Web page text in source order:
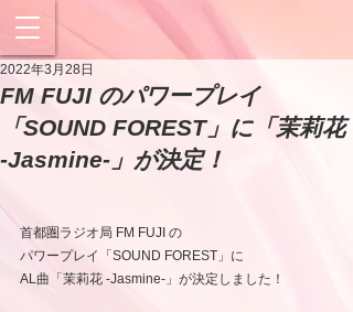
FM FUJI のパワープレイ
「SOUND FOREST」に「茉莉花
-Jasmine-」が決定！
2022年3月28日
首都圏ラジオ局 FM FUJI の
パワープレイ「SOUND FOREST」に
AL曲「茉莉花 -Jasmine-」が決定しました！